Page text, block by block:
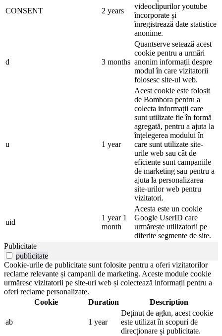
CONSENT 2 years
videoclipurilor youtube
încorporate și
înregistrează date statistice
anonime.
d 3 months
Quantserve setează acest
cookie pentru a urmări
anonim informații despre
modul în care vizitatorii
folosesc site-ul web.
u 1 year
Acest cookie este folosit
de Bombora pentru a
colecta informații care
sunt utilizate fie în formă
agregată, pentru a ajuta la
înțelegerea modului în
care sunt utilizate site-
urile web sau cât de
eficiente sunt campaniile
de marketing sau pentru a
ajuta la personalizarea
site-urilor web pentru
vizitatori.
uid
1 year 1
month
Acesta este un cookie
Google UserID care
urmărește utilizatorii pe
diferite segmente de site.
Publicitate
publicitate
Cookie-urile de publicitate sunt folosite pentru a oferi vizitatorilor
reclame relevante și campanii de marketing. Aceste module cookie
urmăresc vizitatorii pe site-uri web și colectează informații pentru a
oferi reclame personalizate.
Cookie
Duration Description
ab 1 year
Deținut de agkn, acest cookie
este utilizat în scopuri de
direcționare și publicitate.